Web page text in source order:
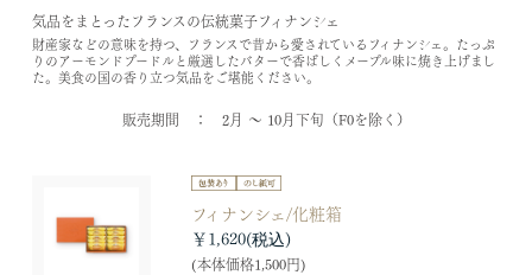
気品をまとったフランスの伝統菓子フィナンシェ
財産家などの意味を持つ、フランスで昔から愛されているフィナンシェ。たっぷ
りのアーモンドプードルと厳選したバターで香ばしくメープル味に焼き上げまし
た。美食の国の香り立つ気品をご堪能ください。
販売期間 ： 2月 ～ 10月下旬（F0を除く）
フィナンシェ/化粧箱
￥1,620
(本体価格1,500円)